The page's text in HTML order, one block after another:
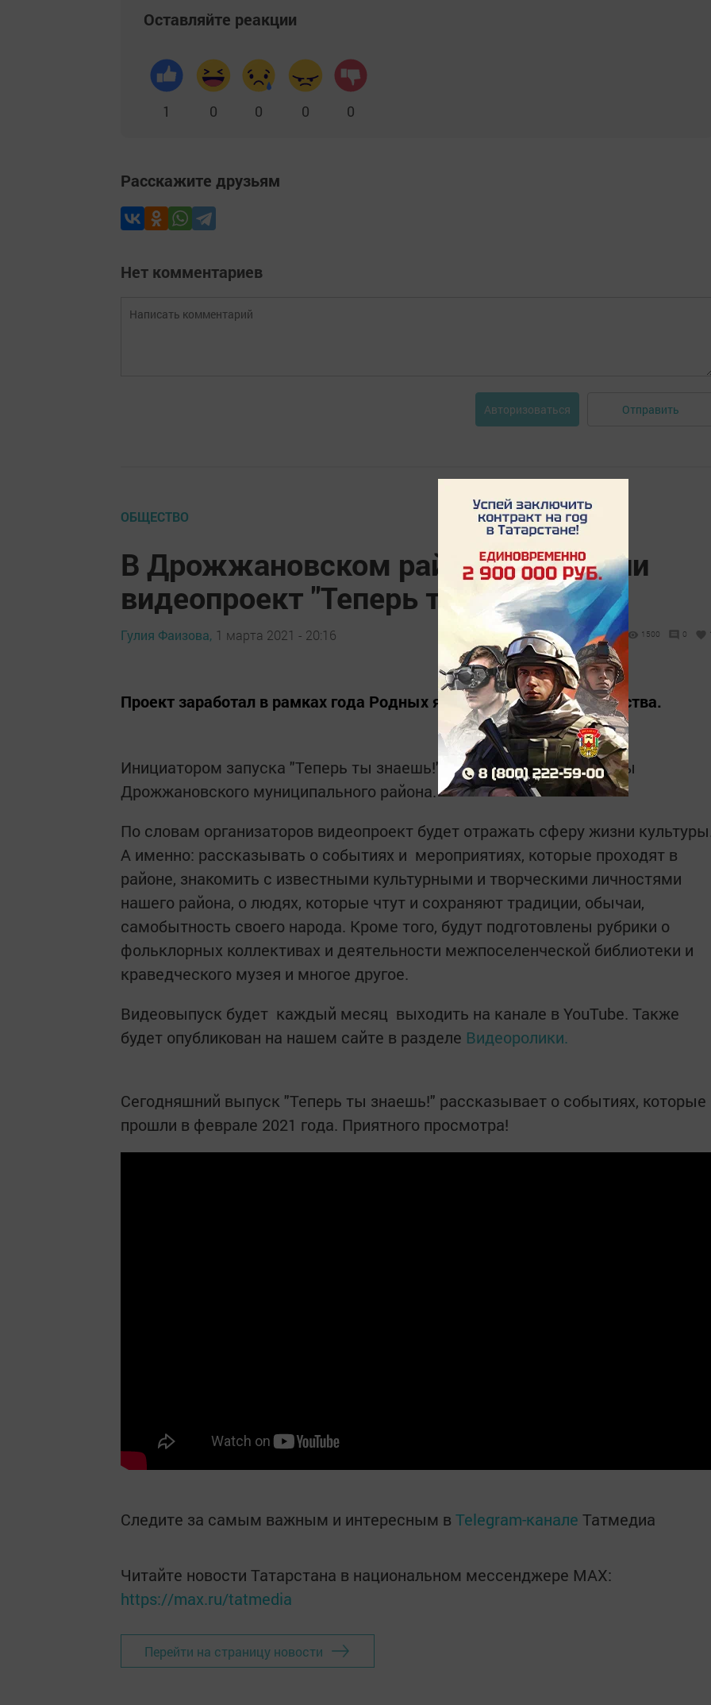
Оставляйте реакции
1 0 0 0 0
Расскажите друзьям
Нет комментариев
Авторизоваться Отправить
ОБЩЕСТВО
В Дрожжановском районе запустили
видеопроект "Теперь ты знаешь!"
Гулия Фаизова, 1 марта 2021 - 20:16 1500 0
Проект заработал в рамках года Родных языков и народного единства.
Инициатором запуска "Теперь ты знаешь!" является отдел культуры
Дрожжановского муниципального района.
По словам организаторов видеопроект будет отражать сферу жизни
А именно: рассказывать о событиях и мероприятиях, которые проходят в
районе, знакомить с известными культурными и творческими личностями
нашего района, о людях, которые чтут и сохраняют традиции, обычаи,
самобытность своего народа. Кроме того, будут подготовлены рубрики о
фольклорных коллективах и деятельности межпоселенческой библиотеки и
краведческого музея и многое другое.
Видеовыпуск будет каждый месяц выходить на канале в YouTube. Также
будет опубликован на нашем сайте в разделе Видеоролики.
Сегодняшний выпуск "Теперь ты знаешь!" рассказывает о событиях, которые
прошли в феврале 2021 года. Приятного просмотра!
Следите за самым важным и интересным в Telegram-канале Татмедиа
Читайте новости Татарстана в национальном мессенджере MАХ:
https://max.ru/tatmedia
Перейти на страницу новости